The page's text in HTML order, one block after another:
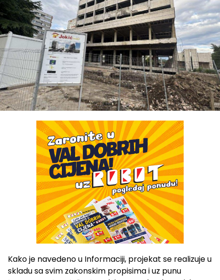
Kako je navedeno u Informaciji, projekat se realizuje u
skladu sa svim zakonskim propisima i uz punu